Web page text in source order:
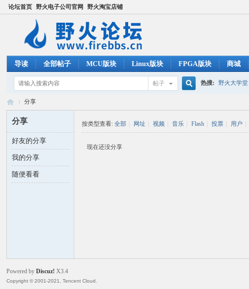
论坛首页 野火电子公司官网 野火淘宝店铺
导读 全部帖子 MCU版块 Linux版块 FPGA版块 商城
帖子 热搜: 野火大学堂
野 ›
分享
分享
好友的分享
我的分享
随便看看
按类型查看:全部 网址 视频 音乐 Flash 投票 用户
现在还没分享
Powered byDiscuz! X3.4
Copyright © 2001-2021, Tencent Cloud.